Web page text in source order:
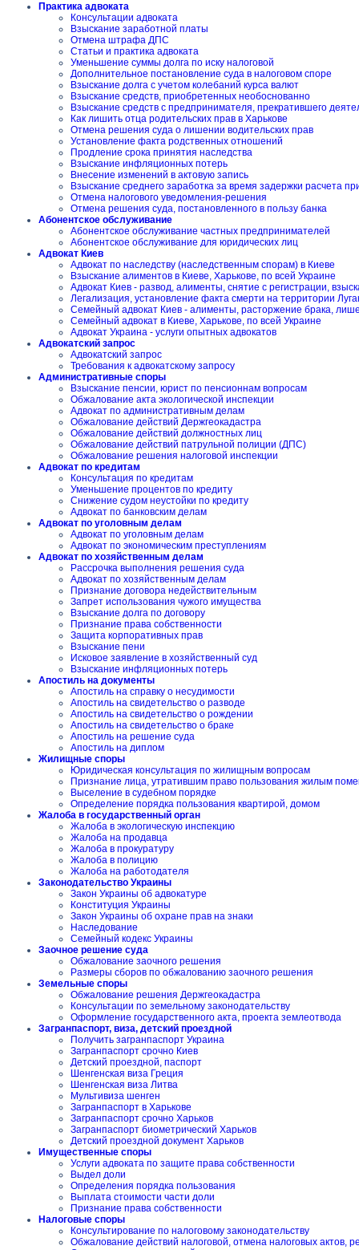
Практика адвоката
Консультации адвоката
Взыскание заработной платы
Отмена штрафа ДПС
Статьи и практика адвоката
Уменьшение суммы долга по иску налоговой
Дополнительное постановление суда в налоговом споре
Взыскание долга с учетом колебаний курса валют
Взыскание средств, приобретенных необоснованно
Взыскание средств с предпринимателя, прекратившего
Как лишить отца родительских прав в Харькове
Отмена решения суда о лишении водительских прав
Установление факта родственных отношений
Продление срока принятия наследства
Взыскание инфляционных потерь
Внесение изменений в актовую запись
Взыскание среднего заработка за время задержки расчета
Отмена налогового уведомления-решения
Отмена решения суда, постановленного в пользу банка
Абонентское обслуживание
Абонентское обслуживание частных предпринимателей
Абонентское обслуживание для юридических лиц
Адвокат Киев
Адвокат по наследству (наследственным спорам) в Киеве
Взыскание алиментов в Киеве, Харькове, по всей Украине
Адвокат Киев - развод, алименты, снятие с регистрации,
Легализация, установление факта смерти на территории
Семейный адвокат Киев - алименты, расторжение брака,
Семейный адвокат в Киеве, Харькове, по всей Украине
Адвокат Украина - услуги опытных адвокатов
Адвокатский запрос
Адвокатский запрос
Требования к адвокатскому запросу
Административные споры
Взыскание пенсии, юрист по пенсионнам вопросам
Обжалование акта экологической инспекции
Адвокат по административным делам
Обжалование действий Держгеокадастра
Обжалование действий должностных лиц
Обжалование действий патрульной полиции (ДПС)
Обжалование решения налоговой инспекции
Адвокат по кредитам
Консультация по кредитам
Уменьшение процентов по кредиту
Снижение судом неустойки по кредиту
Адвокат по банковским делам
Адвокат по уголовным делам
Адвокат по уголовным делам
Адвокат по экономическим преступлениям
Адвокат по хозяйственным делам
Рассрочка выполнения решения суда
Адвокат по хозяйственным делам
Признание договора недействительным
Запрет использования чужого имущества
Взыскание долга по договору
Признание права собственности
Защита корпоративных прав
Взыскание пени
Исковое заявление в хозяйственный суд
Взыскание инфляционных потерь
Апостиль на документы
Апостиль на справку о несудимости
Апостиль на свидетельство о разводе
Апостиль на свидетельство о рождении
Апостиль на свидетельство о браке
Апостиль на решение суда
Апостиль на диплом
Жилищные споры
Юридическая консультация по жилищным вопросам
Признание лица, утратившим право пользования жилым
Выселение в судебном порядке
Определение порядка пользования квартирой, домом
Жалоба в государственный орган
Жалоба в экологическую инспекцию
Жалоба на продавца
Жалоба в прокуратуру
Жалоба в полицию
Жалоба на работодателя
Законодательство Украины
Закон Украины об адвокатуре
Конституция Украины
Закон Украины об охране прав на знаки
Наследование
Семейный кодекс Украины
Заочное решение суда
Обжалование заочного решения
Размеры сборов по обжалованию заочного решения
Земельные споры
Обжалование решения Держгеокадастра
Консультации по земельному законодательству
Оформление государственного акта, проекта землеотвода
Загранпаспорт, виза, детский проездной
Получить загранпаспорт Украина
Загранпаспорт срочно Киев
Детский проездной, паспорт
Шенгенская виза Греция
Шенгенская виза Литва
Мультивиза шенген
Загранпаспорт в Харькове
Загранпаспорт срочно Харьков
Загранпаспорт биометрический Харьков
Детский проездной документ Харьков
Имущественные споры
Услуги адвоката по защите права собственности
Выдел доли
Определения порядка пользования
Выплата стоимости части доли
Признание права собственности
Налоговые споры
Консультирование по налоговому законодательству
Обжалование действий налоговой, отмена налоговых актов,